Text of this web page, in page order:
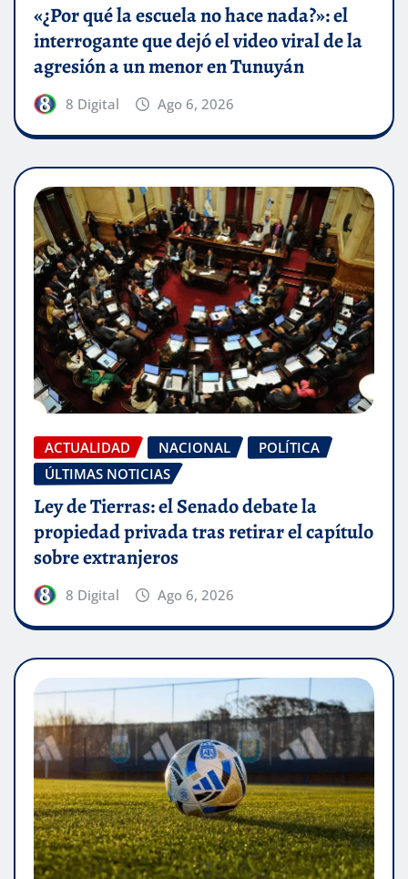
«¿Por qué la escuela no hace nada?»: el
interrogante que dejó el video viral de la
agresión a un menor en Tunuyán
8 Digital Ago 6, 2026
ACTUALIDAD NACIONAL
POLÍTICA
ÚLTIMAS NOTICIAS
Ley de Tierras: el Senado debate la
propiedad privada tras retirar el capítulo
sobre extranjeros
8 Digital Ago 6, 2026